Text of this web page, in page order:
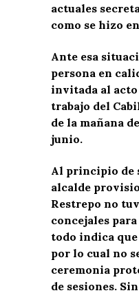
actuales
como se hizo
Ante esa
persona en
invitada al
trabajo del
de la mañana
junio.
Al principio de
alcalde
Restrepo no
concejales
todo indica
por lo cual no
ceremonia
de sesiones.